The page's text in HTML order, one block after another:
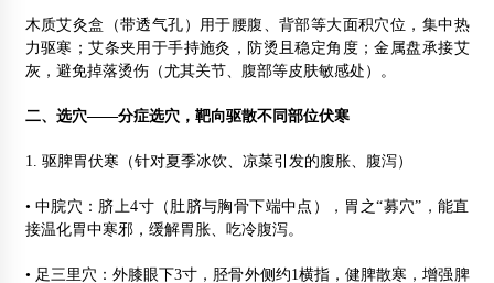
木质艾灸盒（带透气孔）用于腰腹、背部等大面积穴位，集中热
力驱寒；艾条夹用于手持施灸，防烫且稳定角度；金属盘承接艾
灰，避免掉落烫伤（尤其关节、腹部等皮肤敏感处）。
二、选穴——分症选穴，靶向驱散不同部位伏寒
1. 驱脾胃伏寒（针对夏季冰饮、凉菜引发的腹胀、腹泻）
• 中脘穴：脐上4寸（肚脐与胸骨下端中点），胃之“募穴”，能直
接温化胃中寒邪，缓解胃胀、吃冷腹泻。
• 足三里穴：外膝眼下3寸，胫骨外侧约1横指，健脾散寒，增强脾